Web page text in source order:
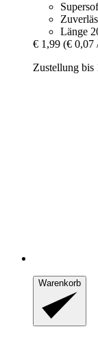
Länge
€ 1,99 (€ 0,07
Zustellung bis
Warenkorb